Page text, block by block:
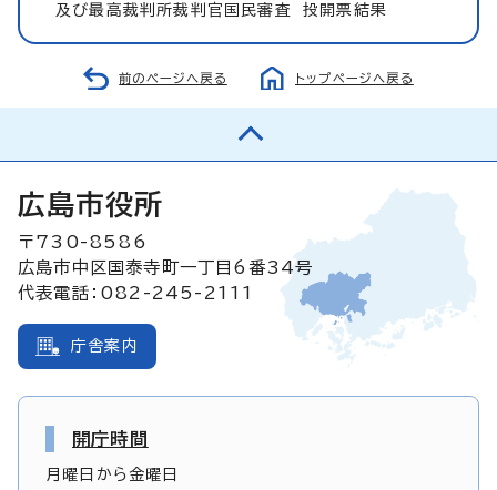
及び最高裁判所裁判官国民審査 投開票結果
前のページへ戻る トップページへ戻る
広島市役所
〒730-8586
広島市中区国泰寺町一丁目6番34号
代表電話：082-245-2111
庁舎案内
開庁時間
月曜日から金曜日